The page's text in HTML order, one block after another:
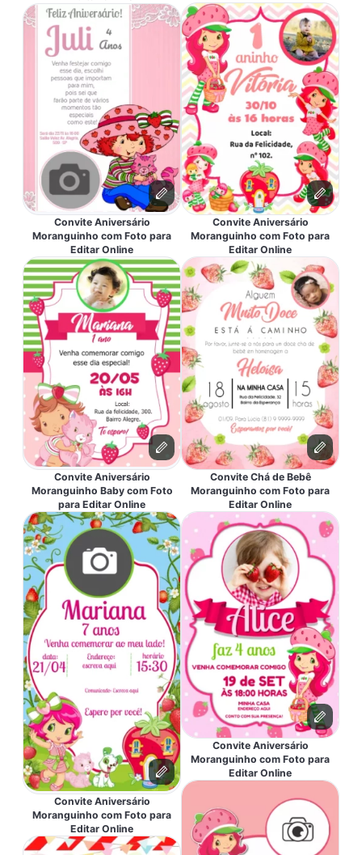
Convite Aniversário
Moranguinho com Foto para
Editar Online
Convite Aniversário
Moranguinho Baby com Foto
para Editar Online
Convite Aniversário
Moranguinho com Foto para
Editar Online
Convite Aniversário
Moranguinho com Foto para
Editar Online
Convite Chá de Bebê
Moranguinho com Foto para
Editar Online
Convite Aniversário
Moranguinho com Foto para
Editar Online